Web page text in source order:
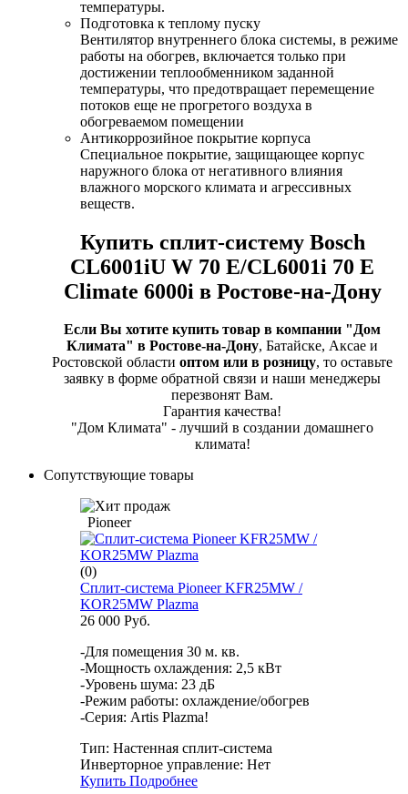
температуры.
Подготовка к теплому пуску
Вентилятор внутреннего блока системы, в режиме
работы на обогрев, включается только при
достижении теплообменником заданной
температуры, что предотвращает перемещение
потоков еще не прогретого воздуха в
обогреваемом помещении
Антикоррозийное покрытие корпуса
Специальное покрытие, защищающее корпус
наружного блока от негативного влияния
влажного морского климата и агрессивных
веществ.
Купить сплит-систему Bosch
CL6001iU W 70 E/CL6001i 70 E
Climate 6000i в Ростове-на-Дону
Если Вы хотите купить товар в компании "Дом
Климата" в Ростове-на-Дону, Батайске, Аксае и
Ростовской области оптом или в розницу, то оставьте
заявку в форме обратной связи и наши менеджеры
перезвонят Вам.
Гарантия качества!
"Дом Климата" - лучший в создании домашнего
климата!
Сопутствующие товары
Pioneer
(0)
Сплит-система Pioneer KFR25MW /
KOR25MW Plazma
26 000 Руб.
-Для помещения 30 м. кв.
-Мощность охлаждения: 2,5 кВт
-Уровень шума: 23 дБ
-Режим работы: охлаждение/обогрев
-Серия: Artis Plazma!
Тип: Настенная сплит-система
Инверторное управление: Нет
Купить Подробнее